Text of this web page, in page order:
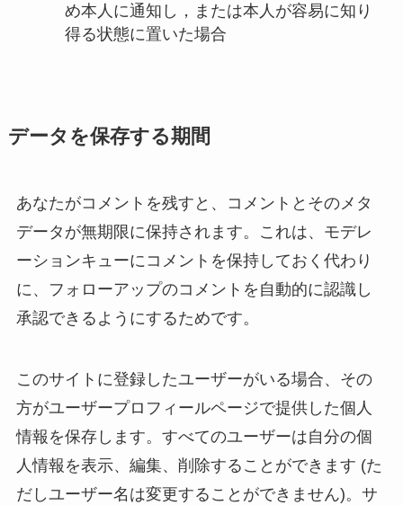
め本人に通知し，または本人が容易に知り
得る状態に置いた場合
データを保存する期間
あなたがコメントを残すと、コメントとそのメタ
データが無期限に保持されます。これは、モデレ
ーションキューにコメントを保持しておく代わり
に、フォローアップのコメントを自動的に認識し
承認できるようにするためです。
このサイトに登録したユーザーがいる場合、その
方がユーザープロフィールページで提供した個人
情報を保存します。すべてのユーザーは自分の個
人情報を表示、編集、削除することができます (た
だしユーザー名は変更することができません)。サ